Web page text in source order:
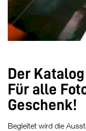
Der
Für alle
Geschenk!
Begleitet wird die